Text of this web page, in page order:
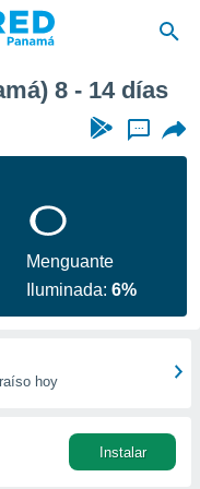
8 - 14 días
...
Menguante
Iluminada:6%
hoy
Instalar